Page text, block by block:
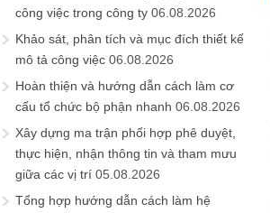
công việc trong công ty 06.08.2026
Khảo sát, phân tích và mục đích thiết kế
mô tả công việc 06.08.2026
Hoàn thiện và hướng dẫn cách làm cơ
cấu tổ chức bộ phận nhanh 06.08.2026
Xây dựng ma trận phối hợp phê duyệt,
thực hiện, nhận thông tin và tham mưu
giữa các vị trí 05.08.2026
Tổng hợp hướng dẫn cách làm hệ